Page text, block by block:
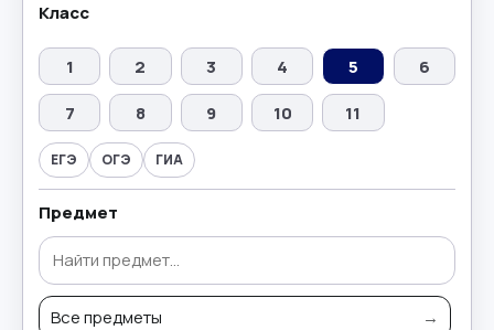
Класс
1 2 3 4 5
6
7
8 9 10 11
ЕГЭ ОГЭ ГИА
Предмет
Все предметы →